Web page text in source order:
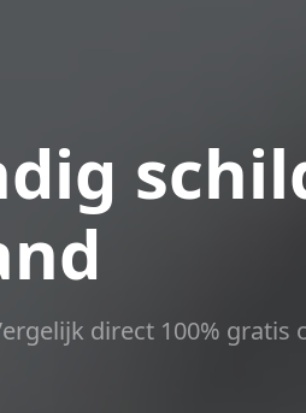
direct 100%